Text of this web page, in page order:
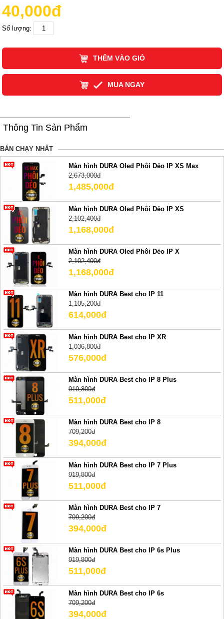
40,000đ
Số lượng:
THÊM VÀO GIỎ
MUA NGAY
Thông Tin Sản Phẩm
BÁN CHẠY NHẤT
Màn hình DURA Oled Phôi Dẻo IP XS Max
2,673,000đ
1,485,000đ
Màn hình DURA Oled Phôi Dẻo IP XS
2,102,400đ
1,168,000đ
Màn hình DURA Oled Phôi Dẻo IP X
2,102,400đ
1,168,000đ
Màn hình DURA Best cho IP 11
1,105,200đ
614,000đ
Màn hình DURA Best cho IP XR
1,036,800đ
576,000đ
Màn hình DURA Best cho IP 8 Plus
919,800đ
511,000đ
Màn hình DURA Best cho IP 8
709,200đ
394,000đ
Màn hình DURA Best cho IP 7 Plus
919,800đ
511,000đ
Màn hình DURA Best cho IP 7
709,200đ
394,000đ
Màn hình DURA Best cho IP 6s Plus
919,800đ
511,000đ
Màn hình DURA Best cho IP 6s
709,200đ
394,000đ